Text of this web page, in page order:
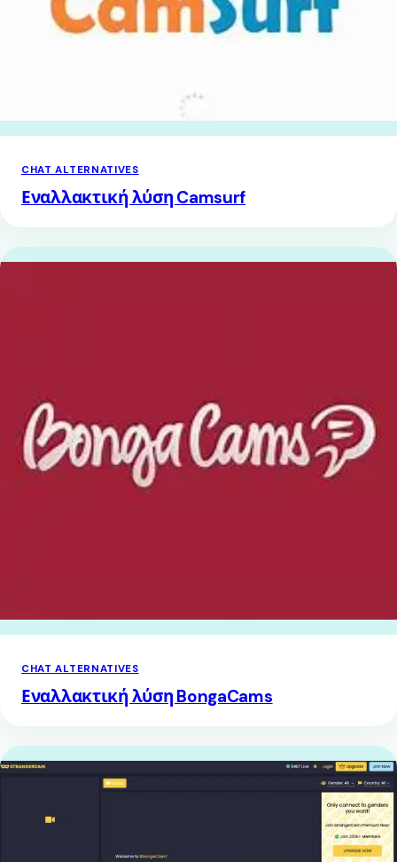
CHAT ALTERNATIVES
Εναλλακτική λύση Camsurf
CHAT ALTERNATIVES
Εναλλακτική λύση BongaCams